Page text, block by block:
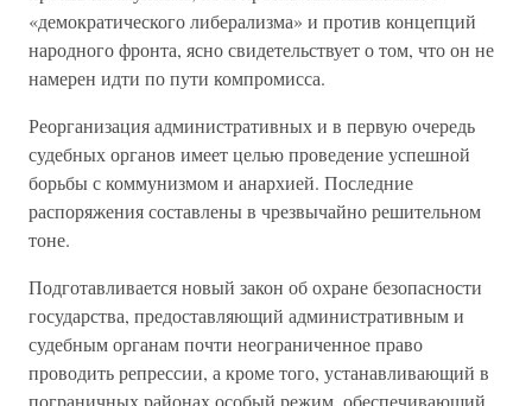
«демократического либерализма» и против концепций
народного фронта, ясно свидетельствует о том, что он не
намерен идти по пути компромисса.
Реорганизация административных и в первую очередь
судебных органов имеет целью проведение успешной
борьбы с коммунизмом и анархией. Последние
распоряжения составлены в чрезвычайно решительном
тоне.
Подготавливается новый закон об охране безопасности
государства, предоставляющий административным и
судебным органам почти неограниченное право
проводить репрессии, а кроме того, устанавливающий в
пограничных районах особый режим, обеспечивающий